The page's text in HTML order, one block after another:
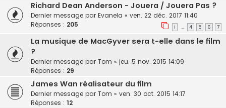
Richard Dean Anderson - Jouera / Jouera Pas ?
Dernier message par Evanela « ven. 22 déc. 2017 11:40
Réponses : 205 1 … 4 5 6 7
La musique de MacGyver sera t-elle dans le film
?
Dernier message par Tom « jeu. 5 nov. 2015 14:09
Réponses : 29
James Wan réalisateur du film
Dernier message par Tom « ven. 30 oct. 2015 14:17
Réponses : 12